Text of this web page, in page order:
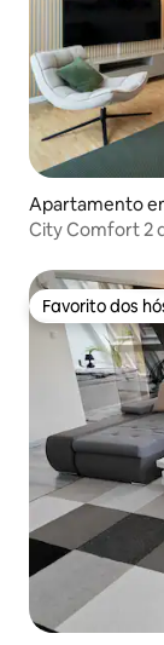
Apartamento
City Comfort 2
Favorito dos
Favorito dos